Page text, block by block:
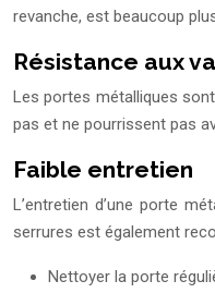
revanche, est beaucoup
Résistance aux
Les portes métalliques
pas et ne pourrissent pas
Faible entretien
L’entretien d’une porte
serrures est également
Nettoyer la porte